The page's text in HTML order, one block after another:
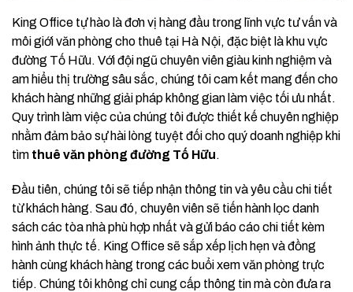
King Office tự hào là đơn vị hàng đầu trong lĩnh vực tư vấn và
môi giới văn phòng cho thuê tại Hà Nội, đặc biệt là khu vực
đường Tố Hữu. Với đội ngũ chuyên viên giàu kinh nghiệm và
am hiểu thị trường sâu sắc, chúng tôi cam kết mang đến cho
khách hàng những giải pháp không gian làm việc tối ưu nhất.
Quy trình làm việc của chúng tôi được thiết kế chuyên nghiệp
nhằm đảm bảo sự hài lòng tuyệt đối cho quý doanh nghiệp khi
tìm thuê văn phòng đường Tố Hữu.
Đầu tiên, chúng tôi sẽ tiếp nhận thông tin và yêu cầu chi tiết
từ khách hàng. Sau đó, chuyên viên sẽ tiến hành lọc danh
sách các tòa nhà phù hợp nhất và gửi báo cáo chi tiết kèm
hình ảnh thực tế. King Office sẽ sắp xếp lịch hẹn và đồng
hành cùng khách hàng trong các buổi xem văn phòng trực
tiếp. Chúng tôi không chỉ cung cấp thông tin mà còn đưa ra